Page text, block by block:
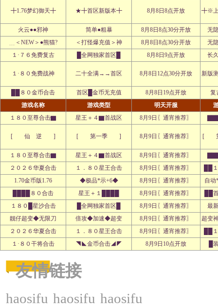
╋1.76梦幻御天╋ ★╋首区新版本╋ 8月8日8点开放 ╋※上
火云●●邪神 简单●粗暴 8月8日8点30分开放
无
﹍＜NEW＞●熊猫?
＜打怪爆充值＞神 8月8日8点30分开放
无
１·７６免费复古
█全网独家首区█ 8月8日9点开放 长
１·８０免费战神 二十全满→→首区 8月8日12点30分开放 新版
██８０金币合击 首区█金币无充值 8月8日19点开放
复
游戏名称
游戏类型 明天开服
１８０至尊合击▇
星王＋４▇首战区 8月9日〖通宵推荐〗
[ 仙 逆 ] [ 第一季 ] 8月9日〖通宵推荐〗 [
１８０至尊合击▇ 星王＋４▇首战区 8月9日〖通宵推荐〗
２０２６华夏合击
１．８０星王合击 8月9日〖通宵推荐〗
██
1.70金币版1.76
◆极品*示+6◆ 8月9日〖通宵推荐〗
自动
████８０合击
星王＋１████ 8月9日〖通宵推荐〗
██
１８０█星沙合击
█全网独家首区█ 8月9日〖通宵推荐〗
最
靓仔超变◆无限刀
倍攻◆加速◆超变 8月9日〖通宵推荐〗
超变
２０２６华夏合击
１．８０星王合击 8月9日〖通宵推荐〗
██
１·８０干将合击
◥◣金币合击◢◤ 8月9日10点开放 █
友情链接
haosifu haosifu haosifu